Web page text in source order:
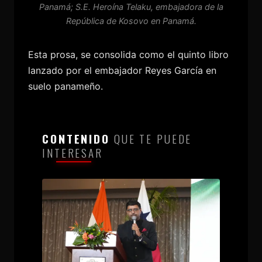
Panamá; S.E. Heroína Telaku, embajadora de la
República de Kosovo en Panamá.
Esta prosa, se consolida como el quinto libro
lanzado por el embajador Reyes García en
suelo panameño.
CONTENIDO QUE TE PUEDE
INTERESAR